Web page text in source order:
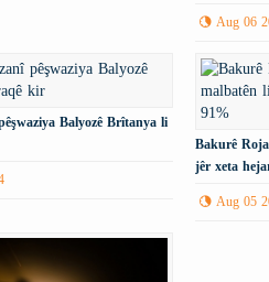
Aug 06
Balyozê Brîtanya li
Bakurê
jêr xeta
Aug 05